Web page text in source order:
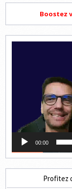
Boostez
00:00
Profitez